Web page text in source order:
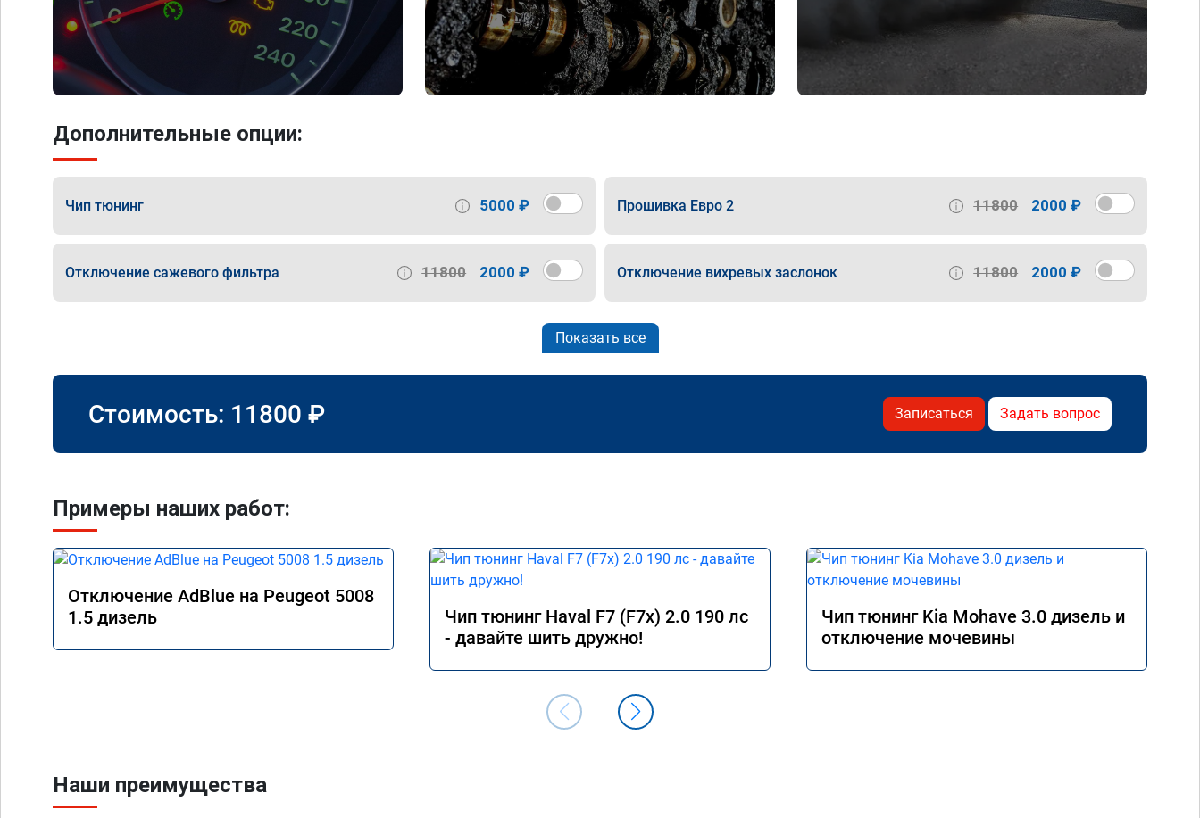
Дополнительные опции:
Чип тюнинг 5000 ₽ Прошивка Евро 2 11800 2000 ₽
Отключение сажевого фильтра 11800 2000 ₽ Отключение вихревых заслонок 11800 2000 ₽
Показать все
Стоимость: 11800 ₽ Записаться Задать вопрос
Примеры наших работ:
Отключение AdBlue на Peugeot 5008
1.5 дизель
Чип тюнинг Haval F7 (F7x) 2.0 190 лс
- давайте шить дружно!
Чип тюнинг Kia Mohave 3.0 дизель и
отключение мочевины
Наши преимущества